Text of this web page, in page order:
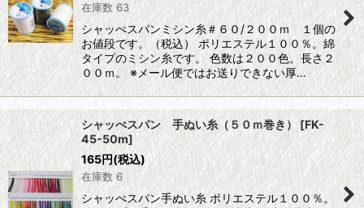
在庫数 63
シャッぺスパンミシン糸＃６０/２００ｍ １個の
お値段です。（税込） ポリエステル１００％。綿
タイプのミシン糸です。 色数は２００色。長さ２
００ｍ。 ※メール便ではお送りできない厚…
シャッぺスパン 手ぬい糸（５０ｍ巻き） [FK-
45-50m]
165円(税込)
在庫数 6
シャッぺスパン手ぬい糸 ポリエステル１００％。